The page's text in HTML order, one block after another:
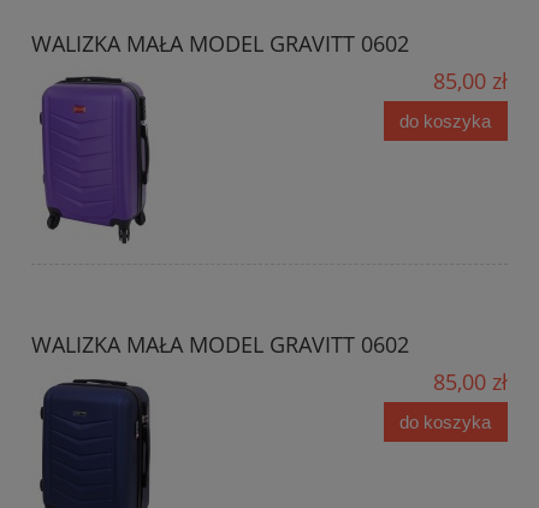
WALIZKA MAŁA MODEL GRAVITT 0602
85,00 zł
do koszyka
WALIZKA MAŁA MODEL GRAVITT 0602
85,00 zł
do koszyka